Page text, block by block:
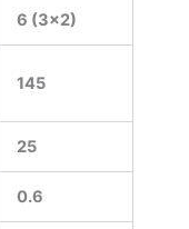
6 (3×2)
145
25
0.6